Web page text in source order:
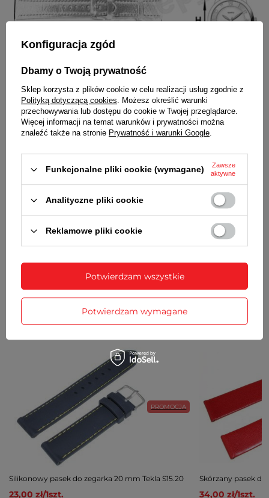
Wraz z bransoletą otrzymasz:
dowód zakupu - paragon lub fakturę VAT
komplet teleskopów
SZCZEGÓŁOWE DANE
Potrzebujesz pomocy? Masz pytania?
niezwłocznie, najciekawsze pytania i
odpowiedzi publikując dla innych.
Zadaj pytanie
ZOBACZ RÓWNIEŻ
PROMOCJA
Silikonowy pasek do zegarka 20 mm Tekla S15.20
23,00 zł/1szt.
Skórzany pasek do
34,00 zł/1szt.
Konfiguracja zgód
Dbamy o Twoją prywatność
Sklep korzysta z plików cookie w celu realizacji usług zgodnie z
Polityką dotyczącą cookies. Możesz określić warunki
przechowywania lub dostępu do cookie w Twojej przeglądarce.
Więcej informacji na temat warunków i prywatności można
znaleźć także na stronie Prywatność i warunki Google.
Funkcjonalne pliki cookie (wymagane)
Zawsze
aktywne
Analityczne pliki cookie
Reklamowe pliki cookie
Potwierdzam wymagane
Potwierdzam wszystkie